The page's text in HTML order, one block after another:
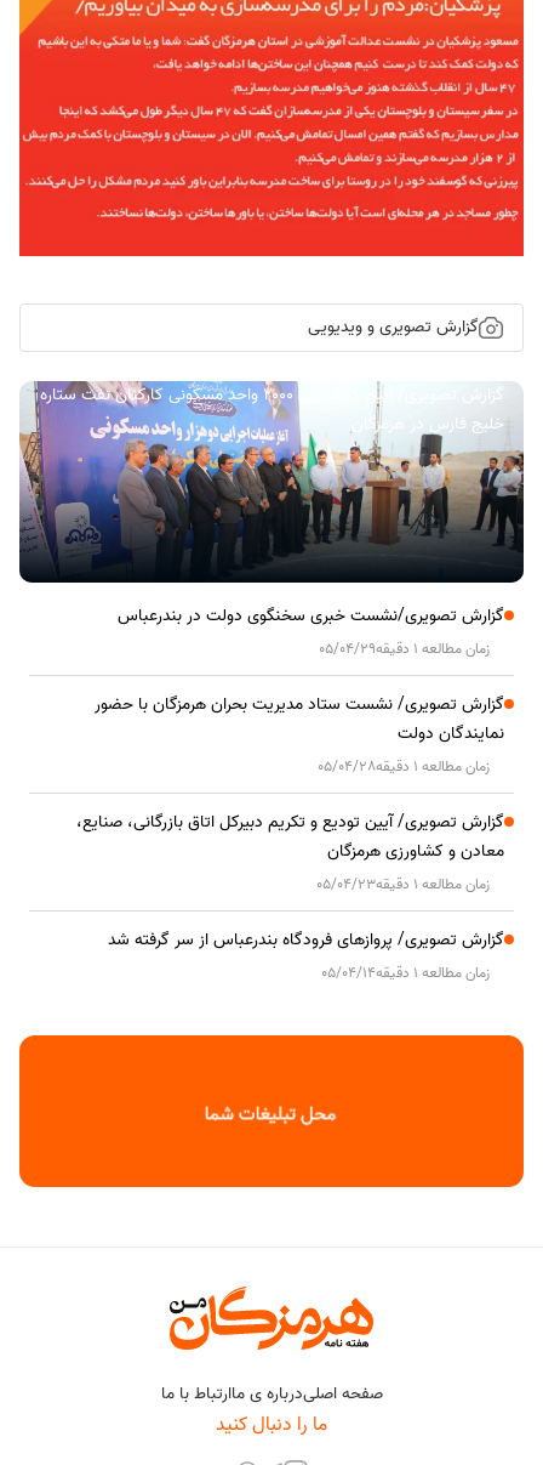
گزارش تصویری و ویدیویی
گزارش تصویری/ آیین کلنگ زنی ۲۰۰۰ واحد مسکونی کارکنان نفت ستاره
خلیج فارس در هرمزگان
گزارش تصویری/نشست خبری سخنگوی دولت در بندرعباس
زمان مطالعه 1 دقیقه 05/04/29
گزارش تصویری/ نشست ستاد مدیریت بحران هرمزگان با حضور
نمایندگان دولت
زمان مطالعه 1 دقیقه 05/04/28
گزارش تصویری/ آیین تودیع و تکریم دبیرکل اتاق بازرگانی، صنایع،
معادن و کشاورزی هرمزگان
زمان مطالعه 1 دقیقه 05/04/23
گزارش تصویری/ پروازهای فرودگاه بندرعباس از سر گرفته شد
زمان مطالعه 1 دقیقه 05/04/14
صفحه اصلیدرباره ی ماارتباط با ما
ما را دنبال کنید